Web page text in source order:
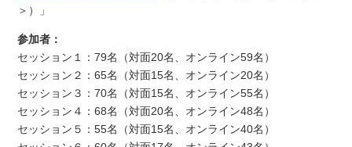
＞）」
参加者：
セッション１：79名（対面20名、オンライン59名）
セッション２：65名（対面15名、オンライン20名）
セッション３：70名（対面15名、オンライン55名）
セッション４：68名（対面20名、オンライン48名）
セッション５：55名（対面15名、オンライン40名）